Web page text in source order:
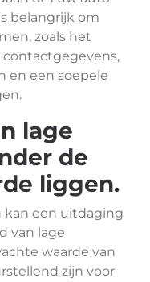
belangrijk om
zoals het
contactgegevens,
en een soepele
lage
de
liggen.
kan een uitdaging
van lage
waarde van
zijn voor